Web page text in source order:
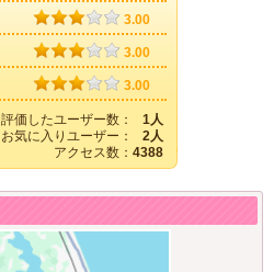
3.00
3.00
3.00
評価したユーザー数：
1人
お気に入りユーザー：
2人
アクセス数： 4388